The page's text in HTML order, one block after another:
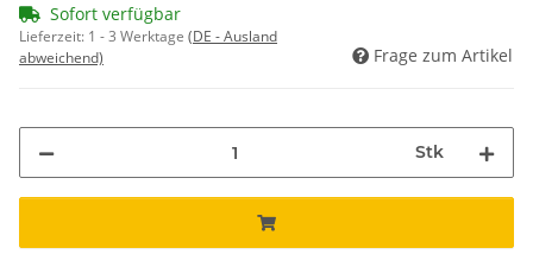
Sofort verfügbar
Lieferzeit: 1 - 3 Werktage (DE - Ausland
abweichend)
Frage zum Artikel
Stk